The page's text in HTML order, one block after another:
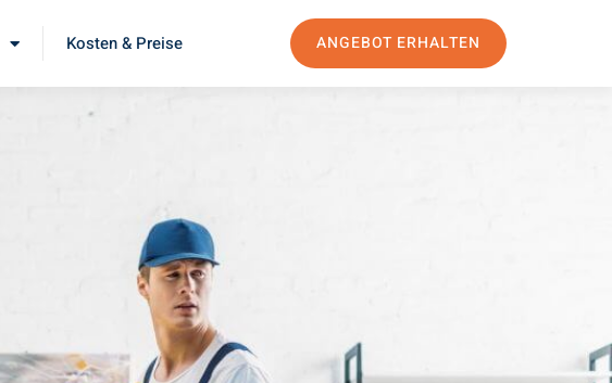
Kosten & Preise ANGEBOT ERHALTEN